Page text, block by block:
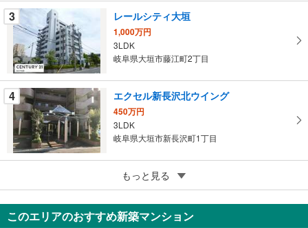
ー
ジ
保
存
す
る
3 レールシティ大垣
1,000万円
3LDK
岐阜県大垣市藤江町2丁目
4 エクセル新長沢北ウイング
450万円
3LDK
岐阜県大垣市新長沢町1丁目
成約でもらえる
エクセル新長沢 南ウイング
1,099万円
2LDK
もっと見る
このエリアのおすすめ新築マンション